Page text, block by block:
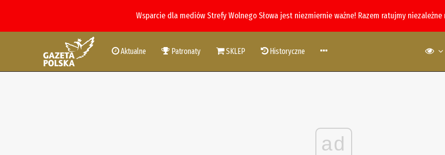
Wsparcie dla mediów Strefy Wolnego Słowa jest niezmiernie ważne! Razem ratujmy
Aktualne Patronaty SKLEP Historyczne
ad